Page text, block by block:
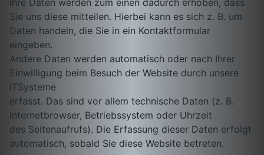
Ihre Daten werden zum einen dadurch erhoben, dass
Sie uns diese mitteilen. Hierbei kann es sich z. B. um
Daten handeln, die Sie in ein Kontaktformular
eingeben.
Andere Daten werden automatisch oder nach Ihrer
Einwilligung beim Besuch der Website durch unsere
ITSysteme
erfasst. Das sind vor allem technische Daten (z. B.
Internetbrowser, Betriebssystem oder Uhrzeit
des Seitenaufrufs). Die Erfassung dieser Daten erfolgt
automatisch, sobald Sie diese Website betreten.